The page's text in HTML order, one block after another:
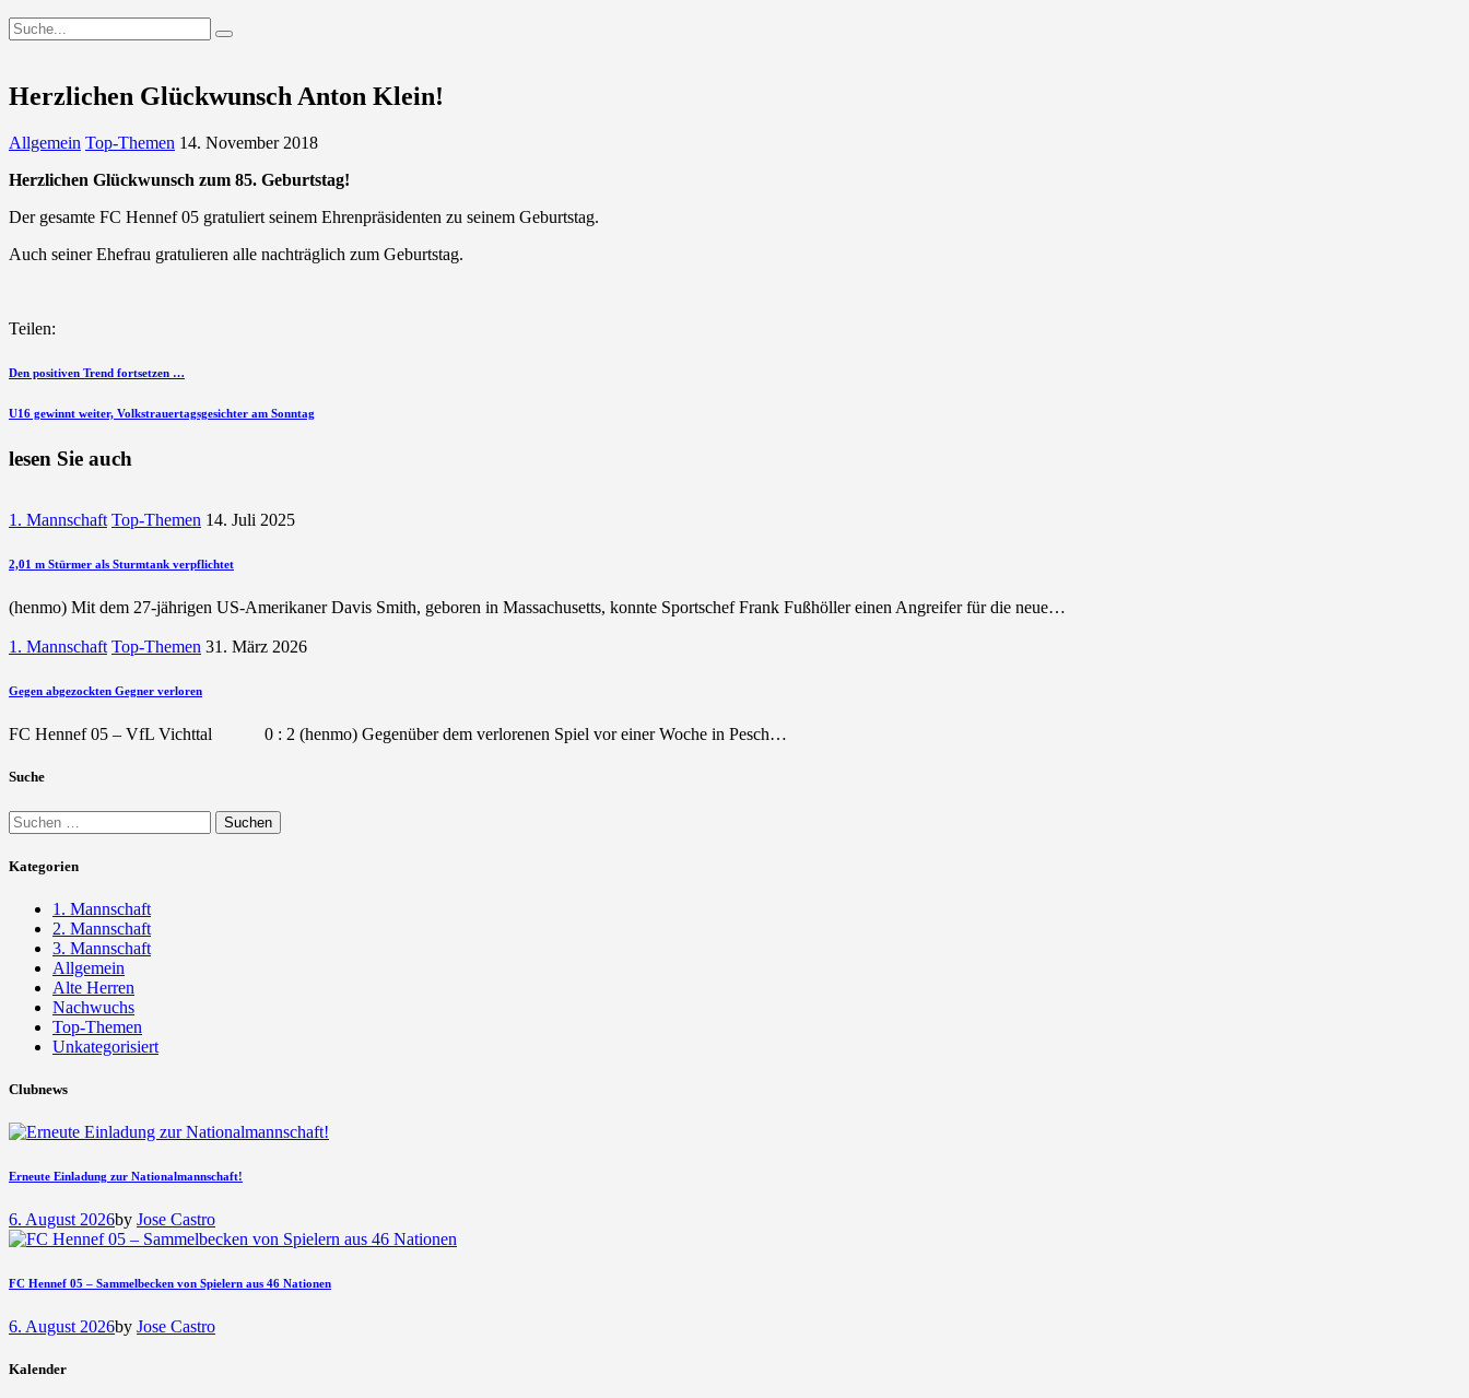
Herzlichen Glückwunsch Anton Klein!
Allgemein Top-Themen 14. November 2018
Herzlichen Glückwunsch zum 85. Geburtstag!
Der gesamte FC Hennef 05 gratuliert seinem Ehrenpräsidenten zu seinem Geburtstag.
Auch seiner Ehefrau gratulieren alle nachträglich zum Geburtstag.
Teilen:
Beitragsnavigation
vorherigen
Den positiven Trend fortsetzen …
nächsten
U16 gewinnt weiter, Volkstrauertagsgesichter am Sonntag
lesen Sie auch
1. Mannschaft Top-Themen 14. Juli 2025
2,01 m Stürmer als Sturmtank verpflichtet
(henmo) Mit dem 27-jährigen US-Amerikaner Davis Smith, geboren in Massachusetts, konnte Sportschef Frank Fußhöller einen Angreifer für die neue…
1. Mannschaft Top-Themen 31. März 2026
Gegen abgezockten Gegner verloren
FC Hennef 05 – VfL Vichttal 0 : 2 (henmo) Gegenüber dem verlorenen Spiel vor einer Woche in Pesch…
Suche
Suchen
nach:
Kategorien
1. Mannschaft
2. Mannschaft
3. Mannschaft
Allgemein
Alte Herren
Nachwuchs
Top-Themen
Unkategorisiert
Clubnews
Erneute Einladung zur Nationalmannschaft!
6. August 2026by Jose Castro
FC Hennef 05 – Sammelbecken von Spielern aus 46 Nationen
6. August 2026by Jose Castro
Kalender